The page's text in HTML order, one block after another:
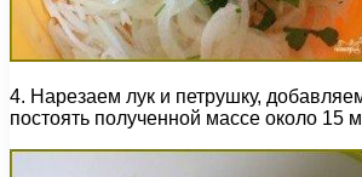
4. Нарезаем лук и петрушку,
постоять полученной массе около 15